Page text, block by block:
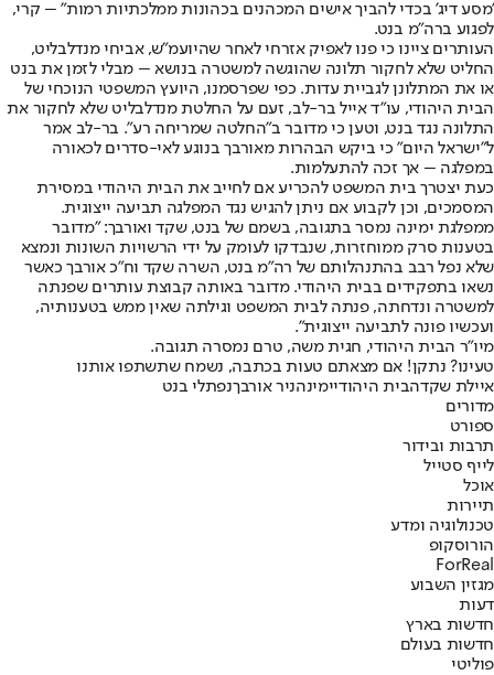
'מסע דיג' בכדי להביך אישים המכהנים בכהונות ממלכתיות רמות" – קרי,
לפגוע ברה"מ בנט.
העותרים ציינו כי פנו לאפיק אזרחי לאחר שהיועמ"ש, אביחי מנדלבליט,
החליט שלא לחקור תלונה שהוגשה למשטרה בנושא – מבלי לזמן את בנט
או את המתלונן לגביית עדות. כפי שפרסמנו, היועץ המשפטי הנוכחי של
הבית היהודי, עו"ד אייל בר-לב, זעם על החלטת מנדלבליט שלא לחקור את
התלונה נגד בנט, וטען כי מדובר ב"החלטה שמריחה רע". בר-לב אמר
ל"ישראל היום" כי ביקש הבהרות מאורבך בנוגע לאי-סדרים לכאורה
במפלגה – אך זכה להתעלמות.
כעת יצטרך בית המשפט להכריע אם לחייב את הבית היהודי במסירת
המסמכים, וכן לקבוע אם ניתן להגיש נגד המפלגה תביעה ייצוגית.
ממפלגת ימינה נמסר בתגובה, בשמם של בנט, שקד ואורבך: "מדובר
בטענות סרק ממוחזרות, שנבדקו לעומק על ידי הרשויות השונות ונמצא
שלא נפל רבב בהתנהלותם של רה"מ בנט, השרה שקד וח"כ אורבך כאשר
נשאו בתפקידים בבית היהודי. מדובר באותה קבוצת עותרים שפנתה
למשטרה ונדחתה, פנתה לבית המשפט וגילתה שאין ממש בטענותיה,
ועכשיו פונה לתביעה ייצוגית".
מיו"ר הבית היהודי, חגית משה, טרם נמסרה תגובה.
טעינו? נתקן! אם מצאתם טעות בכתבה, נשמח שתשתפו אותנו
איילת שקדהבית היהודיימינהניר אורבךנפתלי בנט
מדורים
ספורט
תרבות ובידור
לייף סטייל
אוכל
תיירות
טכנולוגיה ומדע
הורוסקופ
ForReal
מגזין השבוע
דעות
חדשות בארץ
חדשות בעולם
פוליטי